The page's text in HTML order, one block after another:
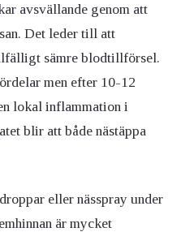
avsvällande genom att
Det leder till att
sämre blodtillförsel.
men efter 10-12
lokal inflammation i
blir att både nästäppa
eller nässpray under
är mycket